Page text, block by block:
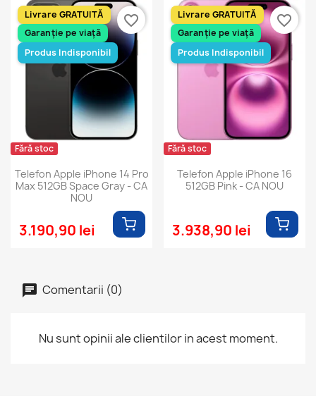
Fără stoc
Telefon Apple iPhone 14 Pro
Max 512GB Space Gray - CA
NOU
3.190,90 lei
Livrare GRATUITĂ
Garanție pe viață
Produs Indisponibil
favorite_border
Fără stoc
Telefon Apple iPhone 16
512GB Pink - CA NOU
3.938,90 lei
Livrare GRATUITĂ
Garanție pe viață
Produs Indisponibil
favorite_border
Comentarii (0)
Nu sunt opinii ale clientilor in acest moment.